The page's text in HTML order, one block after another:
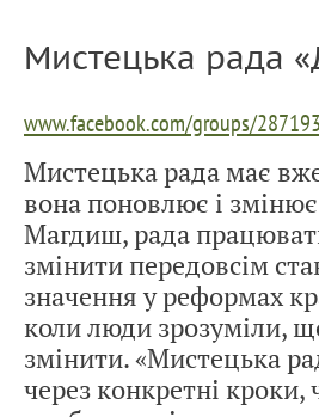
Мистецька рада
www.facebook.com/groups/
Мистецька рада має вже
вона поновлює і
Магдиш, рада
змінити передовсім
значення у реформах
коли люди зрозуміли,
змінити. «Мистецька
через конкретні